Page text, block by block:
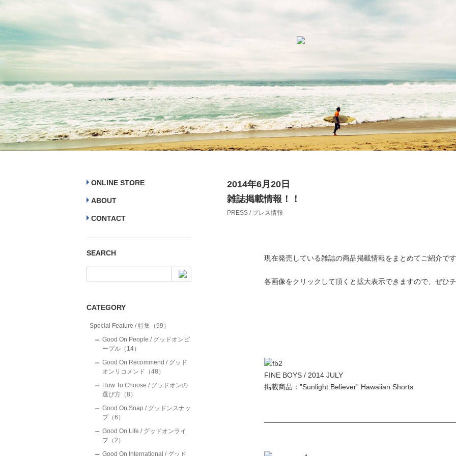
ONLINE STORE
ABOUT
CONTACT
SEARCH
CATEGORY
Special Feature / 特集（99）
Good On People / グッドオンピ
ープル（14）
Good On Recommend / グッド
オンリコメンド（48）
How To Choose / グッドオンの
選び方（8）
Good On Snap / グッドンスナッ
プ（6）
Good On Life / グッドオンライ
フ（2）
Good On International / グッド
2014年6月20日
雑誌掲載情報！！
PRESS / プレス情報
現在発売している雑誌の商品掲載情報をまとめてご紹介です
各画像をクリックして頂くと拡大表示できますので、ぜひ
FINE BOYS / 2014 JULY
掲載商品：”Sunlight Believer” Hawaiian Shorts